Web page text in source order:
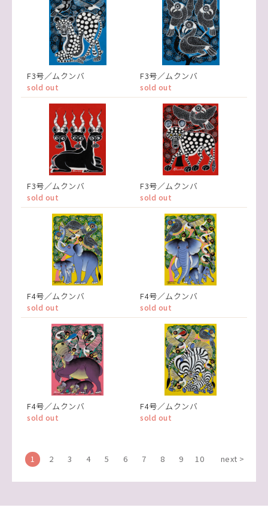
F3号／ムクンバ
sold out
F3号／ムクンバ
sold out
F3号／ムクンバ
sold out
F3号／ムクンバ
sold out
F4号／ムクンバ
sold out
F4号／ムクンバ
sold out
F4号／ムクンバ
sold out
F4号／ムクンバ
sold out
1 2 3 4 5 6 7 8 9 10 next >